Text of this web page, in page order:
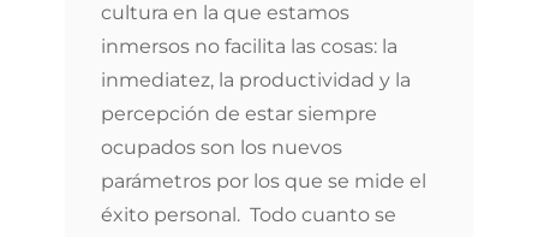
cultura en la que estamos
inmersos no facilita las cosas: la
inmediatez, la productividad y la
percepción de estar siempre
ocupados son los nuevos
parámetros por los que se mide el
éxito personal. Todo cuanto se